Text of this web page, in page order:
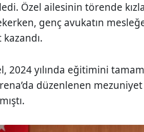
Özel ailesinin törende
genç avukatın
2024 yılında eğitimini
düzenlenen mezuniyet